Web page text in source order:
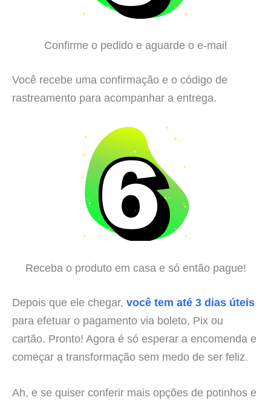
Confirme o pedido e aguarde o e-mail
Você recebe uma confirmação e o código de
rastreamento para acompanhar a entrega.
Receba o produto em casa e só então pague!
Depois que ele chegar, você tem até 3 dias úteis
para efetuar o pagamento via boleto, Pix ou
cartão. Pronto! Agora é só esperar a encomenda e
começar a transformação sem medo de ser feliz.
Ah, e se quiser conferir mais opções de potinhos e